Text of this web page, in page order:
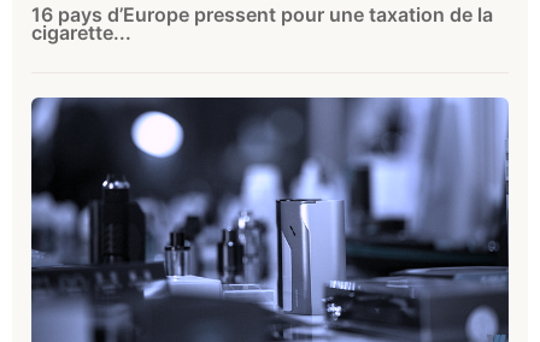
16 pays d’Europe pressent pour une taxation de la
cigarette...